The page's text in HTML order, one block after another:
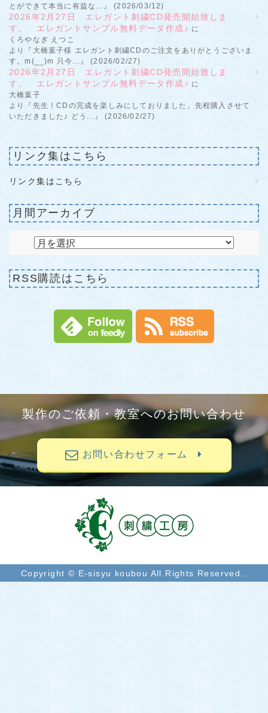
とができて本当に有益な...』 (2026/03/12)
2026年2月27日 エレガント刺繍CD発売開始致しま
す。 エレガントサンプル無料データ作成♪ に
くろやなぎ えつこ
より『大橋葉子様 エレガント刺繍CDのご注文をありがとうございま
す。m(__)m 只今...』 (2026/02/27)
2026年2月27日 エレガント刺繍CD発売開始致しま
す。 エレガントサンプル無料データ作成♪ に
大橋葉子
より『先生！CDの完成を楽しみにしておりました。先程購入させて
いただきました♪ どう...』 (2026/02/27)
リンク集はこちら
リンク集はこちら
月間アーカイブ
RSS購読はこちら
製作のご依頼・教室へのお問い合わせ
お問い合わせフォーム
Copyright © E-sisyu koubou All Rights Reserved..